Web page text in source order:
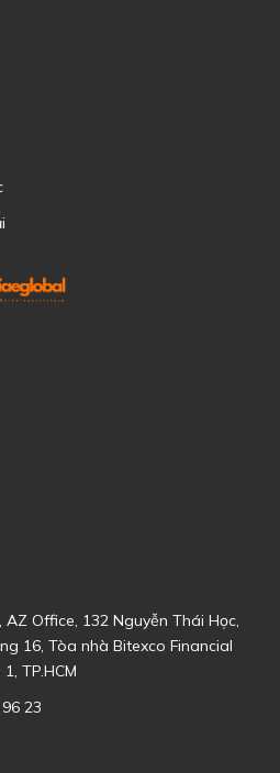
AZ Office, 132 Nguyễn Thái Học,
16, Tòa nhà Bitexco Financial
TP.HCM
23